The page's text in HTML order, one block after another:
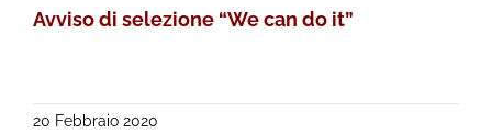
Avviso di selezione “We can do it”
20 Febbraio 2020